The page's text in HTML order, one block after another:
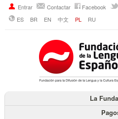
Entrar Contactar Facebook
ES
BR EN 中文 PL RU
La